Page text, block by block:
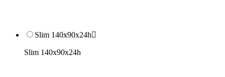
Slim 140x90x24h
Slim 140x90x24h